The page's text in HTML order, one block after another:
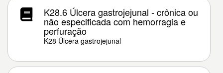
K28.6 Úlcera gastrojejunal - crônica ou
não especificada com hemorragia e
perfuração
K28 Úlcera gastrojejunal